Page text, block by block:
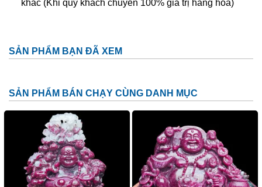
Phật Di Lặc ôm phiến đá
lưng…
Với mỗi tạo hình, Phật Di Lặc sẽ mang lại ý nghĩa riêng
nhưng vẫn không thể tách rời những ý nghĩa chung nhất:
Cuộc sống sung túc, con cháu đề huề, mang lại may mắn,
sức khỏe tài lộc, thịnh vượng, niềm vui, hạnh phúc, ấm no,
xua đuổi tà ma…
khác (Khi quý khách chuyển 100% giá trị hàng hóa)
SẢN PHẨM BẠN ĐÃ XEM
SẢN PHẨM BÁN CHẠY CÙNG DANH MỤC